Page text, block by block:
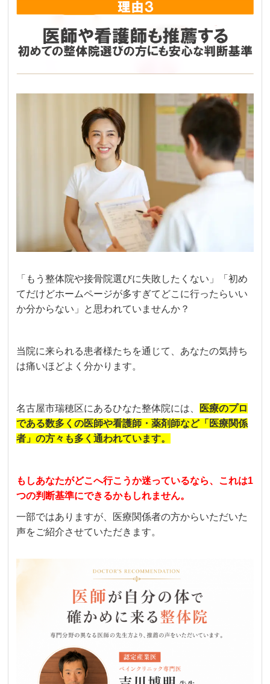
「もう整体院や接骨院選びに失敗したくない」「初め
てだけどホームページが多すぎてどこに行ったらいい
か分からない」と思われていませんか？
当院に来られる患者様たちを通じて、あなたの気持ち
は痛いほどよく分かります。
名古屋市瑞穂区にあるひなた整体院には、
医療のプロ
である数多くの医師や看護師・薬剤師など「医療関係
者」の方々も多く通われています。
もしあなたがどこへ行こうか迷っているなら、これは1
つの判断基準にできるかもしれません。
一部ではありますが、医療関係者の方からいただいた
声をご紹介させていただきます。